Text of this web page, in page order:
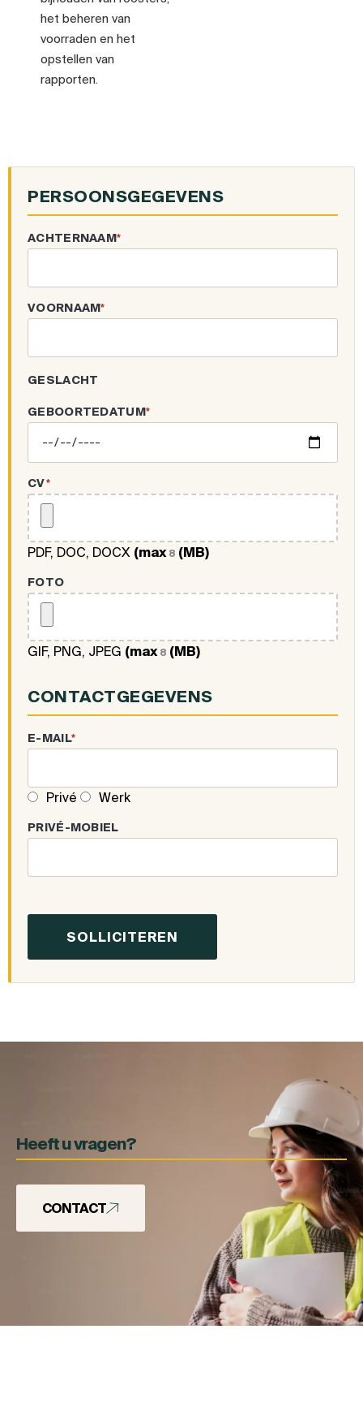
het beheren van
voorraden en het
opstellen van
rapporten.
PERSOONSGEGEVENS
ACHTERNAAM*
VOORNAAM*
GESLACHT
GEBOORTEDATUM*
CV*
PDF, DOC, DOCX (max 8 (MB)
FOTO
GIF, PNG, JPEG (max 8 (MB)
CONTACTGEGEVENS
E-MAIL*
Privé Werk
PRIVÉ-MOBIEL
Heeft u vragen?
CONTACT